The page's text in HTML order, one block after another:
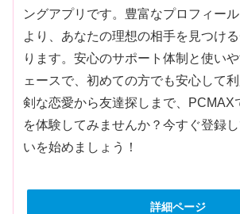
ングアプリです。豊富なプロフィー
より、あなたの理想の相手を見つけ
ります。安心のサポート体制と使い
ェースで、初めての方でも安心して
剣な恋愛から友達探しまで、PCMAX
を体験してみませんか？今すぐ登録
いを始めましょう！
詳細ページ